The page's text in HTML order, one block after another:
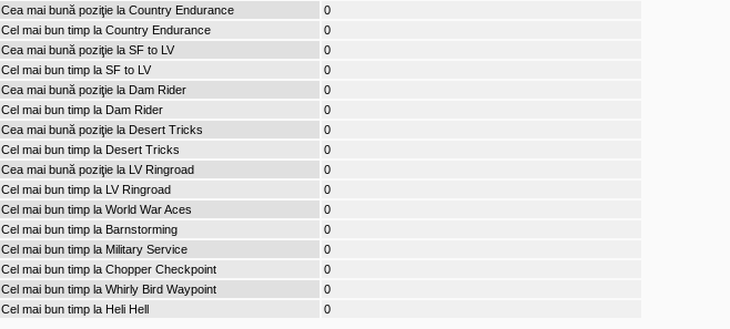
Cea mai bună poziţie la Country Endurance
0
Cel mai bun timp la Country Endurance
0
Cea mai bună poziţie la SF to LV
0
Cel mai bun timp la SF to LV
0
Cea mai bună poziţie la Dam Rider
0
Cel mai bun timp la Dam Rider
0
Cea mai bună poziţie la Desert Tricks
0
Cel mai bun timp la Desert Tricks
0
Cea mai bună poziţie la LV Ringroad
0
Cel mai bun timp la LV Ringroad
0
Cel mai bun timp la World War Aces
0
Cel mai bun timp la Barnstorming
0
Cel mai bun timp la Military Service
0
Cel mai bun timp la Chopper Checkpoint
0
Cel mai bun timp la Whirly Bird Waypoint
0
Cel mai bun timp la Heli Hell
0